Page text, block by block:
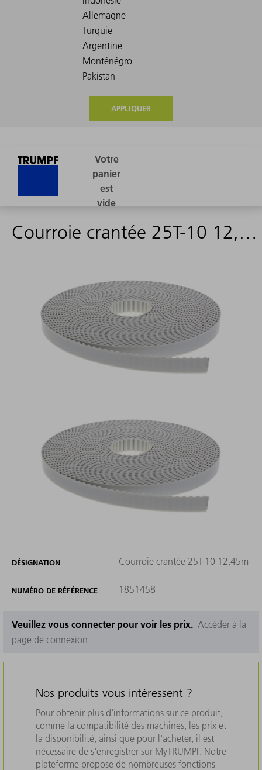
APPLIQUER
Courroie crantée 25T-10 12,45m
DÉSIGNATION Courroie crantée 25T-10 12,45m
NUMÉRO DE RÉFÉRENCE 1851458
Veuillez vous connecter pour voir les prix. Accéder à la
page de connexion
Nos produits vous intéressent ?
Pour obtenir plus d'informations sur ce produit,
comme la compatibilité des machines, les prix et
la disponibilité, ainsi que pour l'acheter, il est
nécessaire de s'enregistrer sur MyTRUMPF. Notre
plateforme propose de nombreuses fonctions